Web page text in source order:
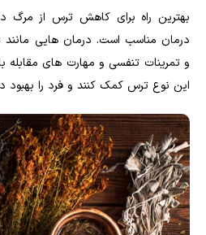
بهترین راه برای کاهش ترس از مرگ
درمان مناسب است. درمان هایی مانند
و تمرینات تنفسی و مهارت های مقابله
این نوع ترس کمک کنند و فرد را بهبود